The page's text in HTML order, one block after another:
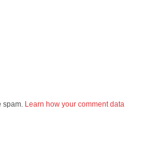
spam. Learn how your comment data